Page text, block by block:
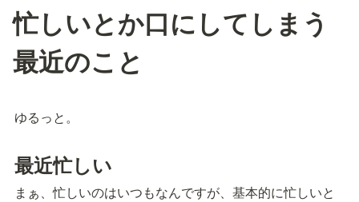
忙しいとか口にしてしまう
最近のこと
ゆるっと。
最近忙しい
まぁ、忙しいのはいつもなんですが、基本的に忙しいと